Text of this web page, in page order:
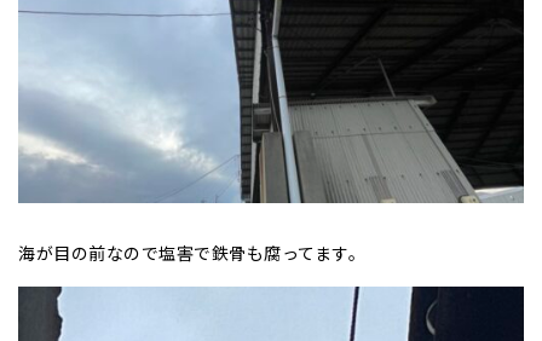
海が目の前なので塩害で鉄骨も腐ってます。